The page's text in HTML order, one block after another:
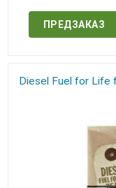
ПРЕДЗАКАЗ
Diesel Fuel for Life